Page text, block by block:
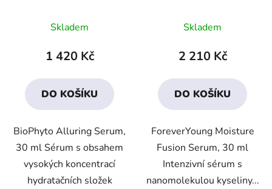
hodnocení
produktu
4,1
z
hvězdiček.
Skladem
1 420 Kč
DO KOŠÍKU
BioPhyto Alluring Serum,
30 ml Sérum s obsahem
vysokých koncentrací
hydratačních složek
hodnocení
produktu
4,3
z
hvězdiček.
Skladem
2 210 Kč
DO KOŠÍKU
ForeverYoung Moisture
Fusion Serum, 30 ml
Intenzivní sérum s
nanomolekulou kyseliny...